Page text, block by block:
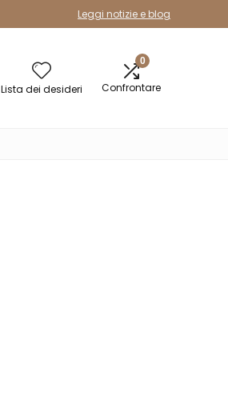
Leggi notizie e blog
Lista dei desideri
0
Confrontare